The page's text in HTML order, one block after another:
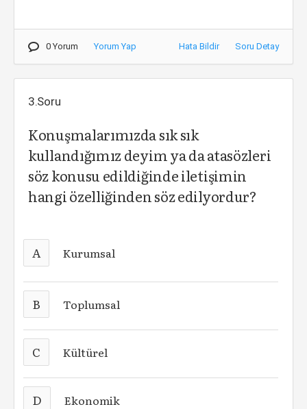
0 Yorum Yorum Yap Hata Bildir Soru Detay
3.Soru
Konuşmalarımızda sık sık
kullandığımız deyim ya da atasözleri
söz konusu edildiğinde iletişimin
hangi özelliğinden söz edilyordur?
A Kurumsal
B Toplumsal
C Kültürel
D Ekonomik